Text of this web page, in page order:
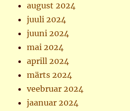
august 2024
juuli 2024
juuni 2024
mai 2024
aprill 2024
märts 2024
veebruar 2024
jaanuar 2024